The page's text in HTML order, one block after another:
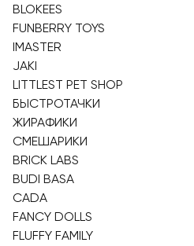
BLOKEES
FUNBERRY TOYS
IMASTER
JAKI
LITTLEST PET SHOP
БЫСТРОТАЧКИ
ЖИРАФИКИ
СМЕШАРИКИ
BRICK LABS
BUDI BASA
CADA
FANCY DOLLS
FLUFFY FAMILY